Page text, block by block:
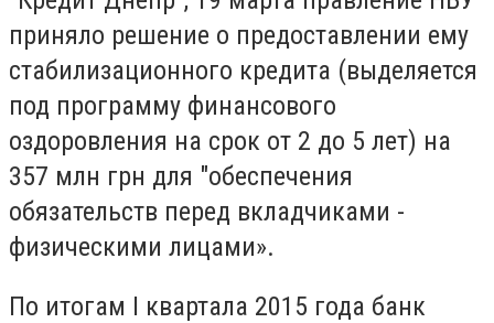
приняло решение о предоставлении ему
стабилизационного кредита (выделяется
под программу финансового
оздоровления на срок от 2 до 5 лет) на
357 млн ​​грн для "обеспечения
обязательств перед вкладчиками -
физическими лицами».
По итогам I квартала 2015 года банк